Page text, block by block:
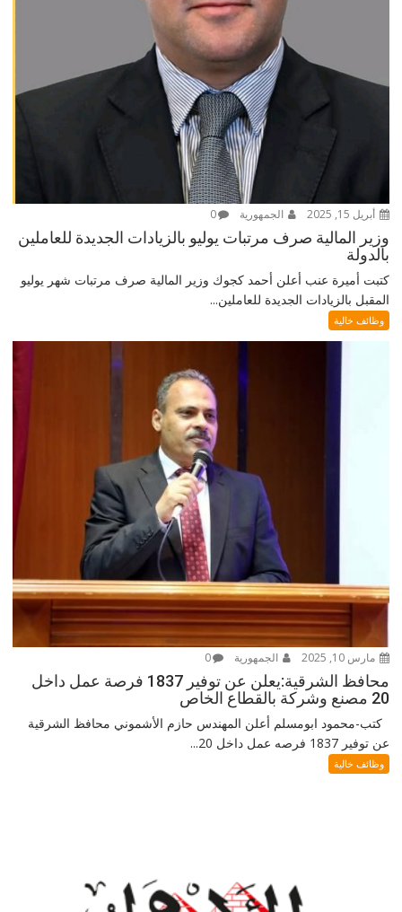
أبريل 15, 2025 الجمهورية 0
وزير المالية صرف مرتبات يوليو بالزيادات الجديدة للعاملين
بالدولة
كتبت أميرة عنب أعلن أحمد كجوك وزير المالية صرف مرتبات شهر يوليو
المقبل بالزيادات الجديدة للعاملين...
وظائف خالية
مارس 10, 2025 الجمهورية 0
محافظ الشرقية:يعلن عن توفير 1837 فرصة عمل داخل
20 مصنع وشركة بالقطاع الخاص
كتب-محمود ابومسلم أعلن المهندس حازم الأشموني محافظ الشرقية
عن توفير 1837 فرصه عمل داخل 20...
وظائف خالية